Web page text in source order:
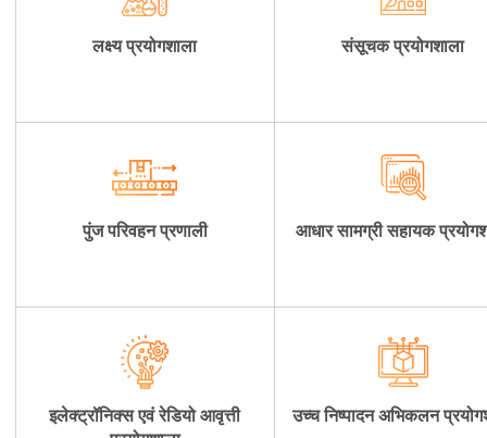
लक्ष्य प्रयोगशाला संसूचक प्रयोगशाला
पुंज परिवहन प्रणाली आधार सामग्री सहायक
इलेक्ट्रॉनिक्स एवं रेडियो आवृत्ती
उच्च निष्पादन अभिकलन